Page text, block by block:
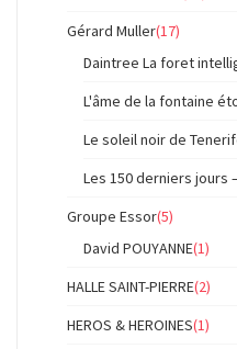
Gérard Muller(17)
Daintree La foret
L'âme de la fontaine
Le soleil noir de
Les 150 derniers jours
Groupe Essor(5)
David POUYANNE(1)
HALLE SAINT-PIERRE(2)
HEROS & HEROINES(1)